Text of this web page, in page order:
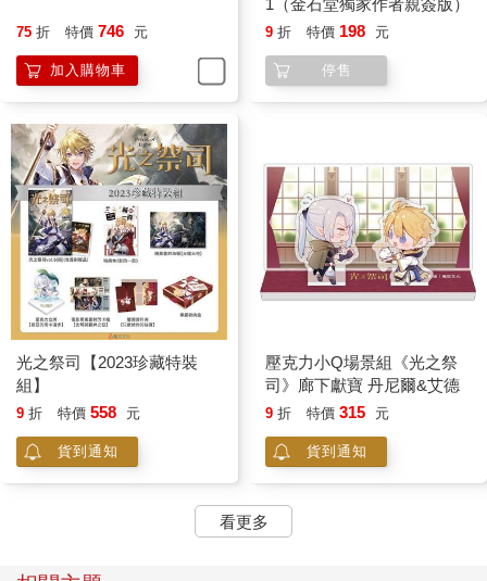
75 折 特價 746 元
加入購物車
1（金石堂獨家作者親簽版）
9 折 特價 198 元
停售
光之祭司【2023珍藏特裝
組】
9 折 特價 558 元
貨到通知
壓克力小Q場景組《光之祭
司》廊下獻寶 丹尼爾&艾德
9 折 特價 315 元
貨到通知
看更多